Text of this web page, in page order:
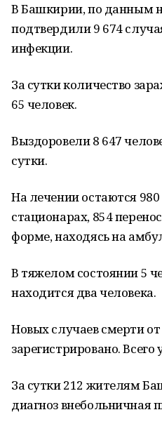
В Башкирии, по данным
подтвердили 9 674
инфекции.
За сутки количество
65 человек.
Выздоровели 8 647
сутки.
На лечении остаются
стационарах, 854
форме, находясь на
В тяжелом состоянии 5
находится два человека.
Новых случаев смерти от
зарегистрировано.
За сутки 212 жителям
диагноз внебольничная